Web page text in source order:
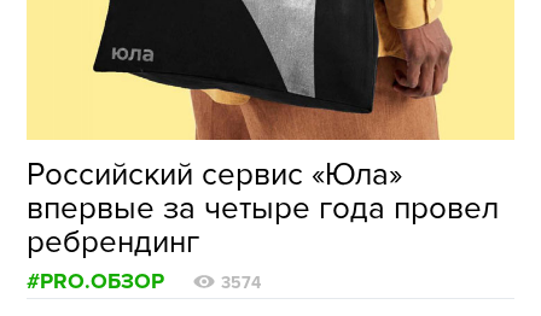
Российский сервис «Юла»
впервые за четыре года провел
ребрендинг
#PRO.ОБЗОР 3574
ФОТОГРАФИЯ
ТИПОГРАФИКА
ИСТОРИИ БРЕНДОВ
О ПРОЕКТЕ
КОНТАКТЫ